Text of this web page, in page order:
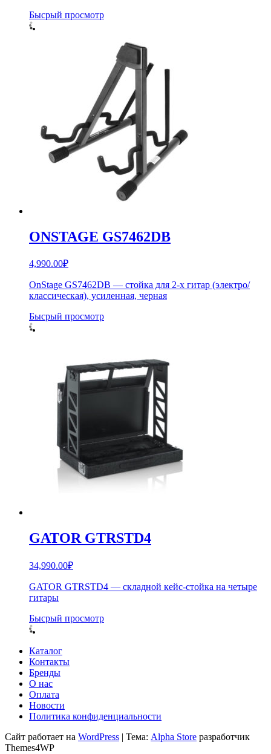
Бысрый просмотр
ONSTAGE GS7462DB
4,990.00₽
OnStage GS7462DB — стойка для 2-х гитар (электро/
классическая), усиленная, черная
Бысрый просмотр
GATOR GTRSTD4
34,990.00₽
GATOR GTRSTD4 — складной кейс-стойка на четыре
гитары
Бысрый просмотр
Каталог
Контакты
Бренды
О нас
Оплата
Новости
Политика конфиденциальности
Сайт работает на WordPress | Тема: Alpha Store разработчик
Themes4WP